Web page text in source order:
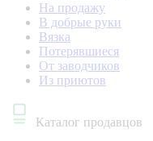
На продажу
В добрые руки
Вязка
Потерявшиеся
От заводчиков
Из приютов
Каталог продавцов